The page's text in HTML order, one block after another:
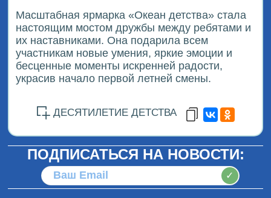
Масштабная ярмарка «Океан детства» стала
настоящим мостом дружбы между ребятами и
их наставниками. Она подарила всем
участникам новые умения, яркие эмоции и
бесценные моменты искренней радости,
украсив начало первой летней смены.
ДЕСЯТИЛЕТИЕ ДЕТСТВА
ПОДПИСАТЬСЯ НА НОВОСТИ:
✓